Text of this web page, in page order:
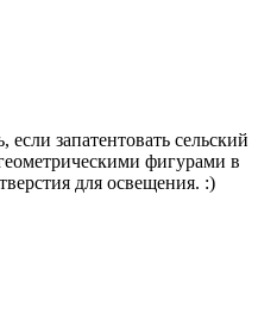
запатентовать сельский
фигурами в
для освещения. :)